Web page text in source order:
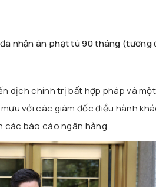
nhận án phạt tù 90 tháng (tương
dịch chính trị bất hợp pháp và
với các giám đốc điều hành
các báo cáo ngân hàng.